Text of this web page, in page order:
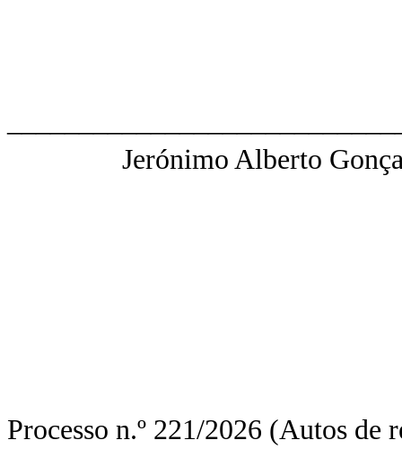
Jerónimo Alberto
Processo n.º 221/2026 (Autos de